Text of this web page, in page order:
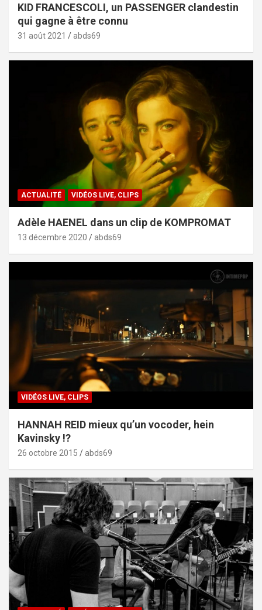
KID FRANCESCOLI, un PASSENGER clandestin
qui gagne à être connu
31 août 2021 abds69
ACTUALITÉ VIDÉOS LIVE, CLIPS
Adèle HAENEL dans un clip de KOMPROMAT
13 décembre 2020 abds69
VIDÉOS LIVE, CLIPS
HANNAH REID mieux qu’un vocoder, hein
Kavinsky !?
26 octobre 2015 abds69